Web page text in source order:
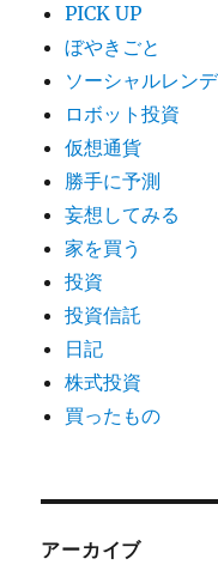
PICK UP
ぼやきごと
ソーシャルレン
ロボット投資
仮想通貨
勝手に予測
妄想してみる
家を買う
投資
投資信託
日記
株式投資
買ったもの
アーカイブ